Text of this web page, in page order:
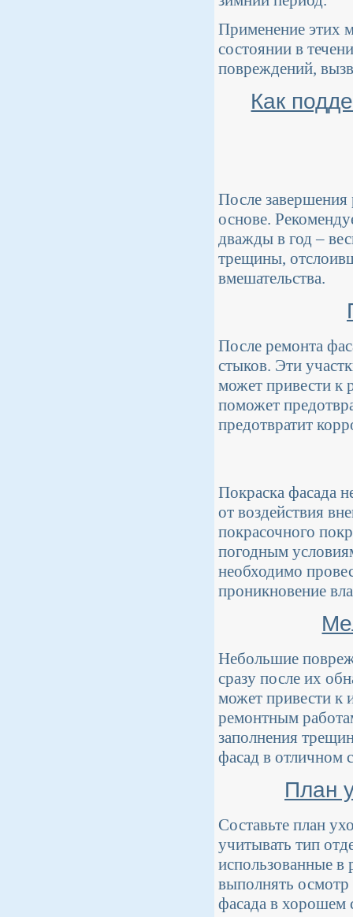
Применение этих
состоянии в
повреждений,
Как
После завершения
основе.
дважды в год –
трещины,
вмешательства.
После ремонта
стыков. Эти
может привести к
поможет
предотвратит
Покраска фасада
от воздействия
покрасочного
погодным
необходимо
проникновение
Небольшие
сразу после их
может привести к
ремонтным
заполнения
фасад в отличном
План
Составьте план
учитывать тип
использованные в
выполнять
фасада в хорошем